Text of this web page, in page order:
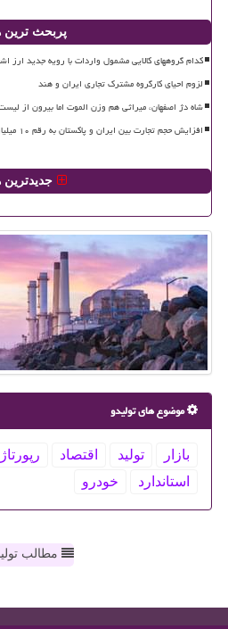
پربحث ترین
کدام گروههای کالایی مشمول واردات با رویه جدید ارز
لزوم احیای کارگروه مشترک تجاری ایران و هند
شاه دژ اصفهان، میراثی هم وزن الموت اما بیرون از
افزایش حجم تجارت بین ایران و پاکستان به رقم ۱۰ میلیارد دلار
جدیدترین
موضوع های تولیدو
بازار تولید اقتصاد رپورتاژ
استاندارد
خودرو
مطالب